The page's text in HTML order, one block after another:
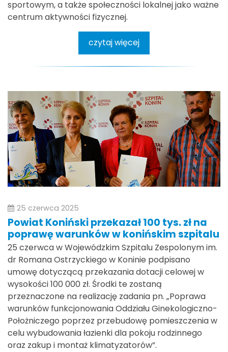
sportowym, a także społeczności lokalnej jako ważne
centrum aktywności fizycznej.
czytaj więcej
25 czerwca 2025
Powiat Koniński przekazał 100 tys. zł na
poprawę warunków w konińskim szpitalu
25 czerwca w Wojewódzkim Szpitalu Zespolonym im.
dr Romana Ostrzyckiego w Koninie podpisano
umowę dotyczącą przekazania dotacji celowej w
wysokości 100 000 zł. Środki te zostaną
przeznaczone na realizację zadania pn. „Poprawa
warunków funkcjonowania Oddziału Ginekologiczno-
Położniczego poprzez przebudowę pomieszczenia w
celu wybudowania łazienki dla pokoju rodzinnego
oraz zakup i montaż klimatyzatorów”.